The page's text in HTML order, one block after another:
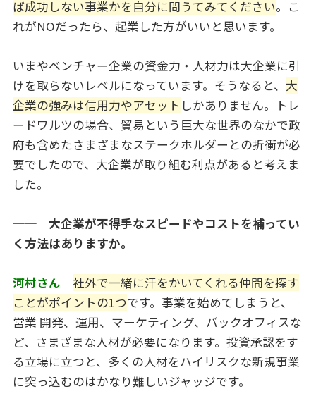
ば成功しない事業かを自分に問うてみてください。こ
れがNOだったら、起業した方がいいと思います。
いまやベンチャー企業の資金力・人材力は大企業に引
けを取らないレベルになっています。そうなると、 大
企業の強みは信用力やアセット しかありません。トレ
ードワルツの場合、貿易という巨大な世界のなかで政
府も含めたさまざまなステークホルダーとの折衝が必
要でしたので、大企業が取り組む利点があると考えま
した。
── 大企業が不得手なスピードやコストを補ってい
く方法はありますか。
河村さん
社外で一緒に汗をかいてくれる仲間を探す
ことがポイントの1つです。事業を始めてしまうと、
営業 開発、運用、マーケティング、バックオフィスな
ど、さまざまな人材が必要になります。投資承認をす
る立場に立つと、多くの人材をハイリスクな新規事業
に突っ込むのはかなり難しいジャッジです。